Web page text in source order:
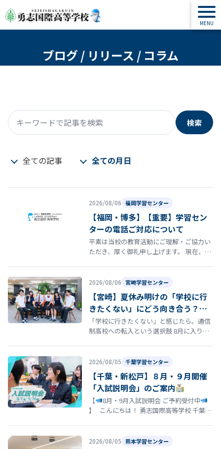
ブログ / リリース / コラム
キーワードで記事を検索
検索
全ての記事 全ての月日
2026/08/06 福岡学習センター
【福岡・博多】【重要】学習セン
ターの電話ご対応について
平素は当校の教育活動にご理解・ご協力い
ただき、厚く御礼申し上げます。 現在、福
2026/08/06 宮崎学習センター
【宮崎】夏休み明けの「学校に行
きたくない」にどう向き合う？通
信制高校という選択肢
「学校に行きたくない」と感じたら。通信
制高校への転入という選択肢 8月に入り、
2026/08/05 千葉学習センター
【千葉・新松戸】８月・９月開催
「入試説明会」のご案内
【
8月・9月入試説明会 ご予約受付中
】 こんにちは！ 勇志国際高等学校 千葉学
2026/08/05 熊本学習センター